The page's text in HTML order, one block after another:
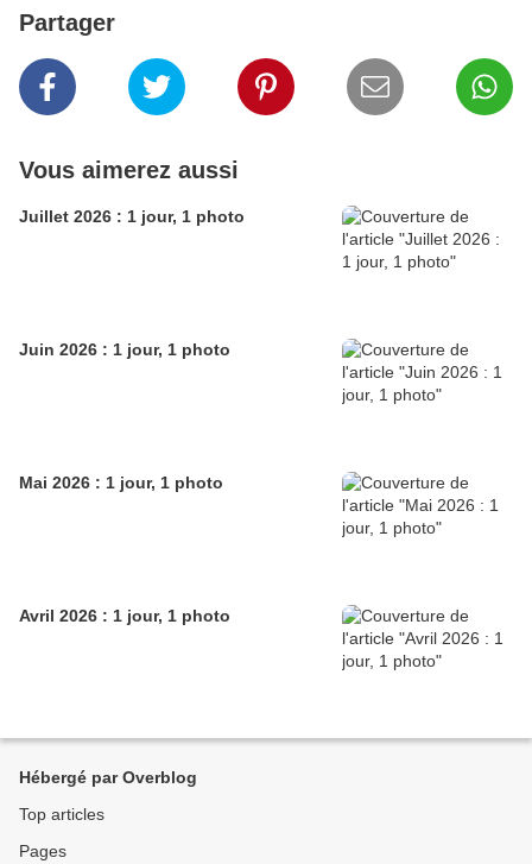
Partager
Vous aimerez aussi
Juillet 2026 : 1 jour, 1 photo
Juin 2026 : 1 jour, 1 photo
Mai 2026 : 1 jour, 1 photo
Avril 2026 : 1 jour, 1 photo
Hébergé par Overblog
Top articles
Pages